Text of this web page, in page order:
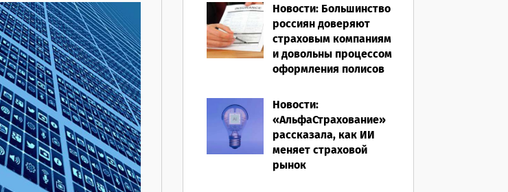
Новости: Большинство
россиян доверяют
страховым компаниям
и довольны процессом
оформления полисов
Новости:
«АльфаСтрахование»
рассказала, как ИИ
меняет страховой
рынок